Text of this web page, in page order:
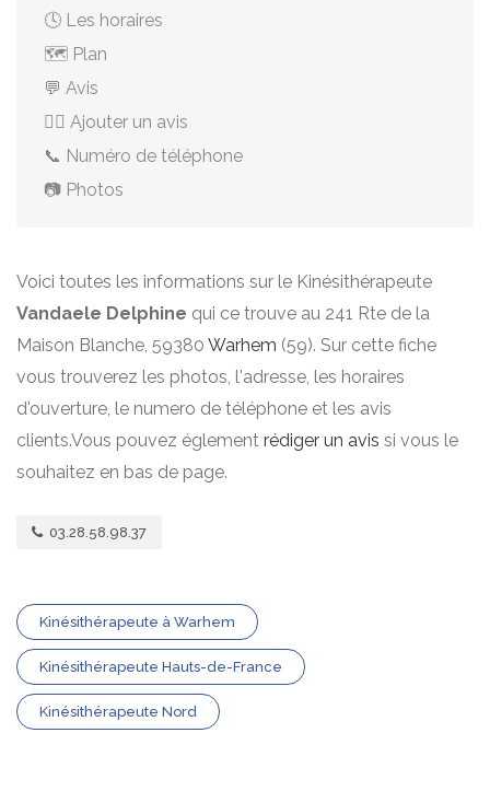
🕓 Les horaires
🗺️ Plan
💬 Avis
✍🏻 Ajouter un avis
📞 Numéro de téléphone
📷 Photos
Voici toutes les informations sur le Kinésithérapeute
Vandaele Delphine qui ce trouve au 241 Rte de la
Maison Blanche, 59380 Warhem (59). Sur cette fiche
vous trouverez les photos, l'adresse, les horaires
d'ouverture, le numero de téléphone et les avis
clients.Vous pouvez églement rédiger un avis si vous le
souhaitez en bas de page.
03.28.58.98.37
Kinésithérapeute à Warhem
Kinésithérapeute Hauts-de-France
Kinésithérapeute Nord